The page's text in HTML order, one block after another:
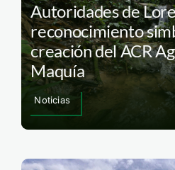
Autoridades de
reconocimiento
creación del ACR
Maquía
Noticias